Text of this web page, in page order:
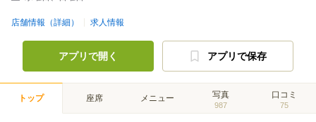
店舗情報（詳細） 求人情報
アプリで開く アプリで保存
トップ 座席 メニュー 写真
987
口コミ
75